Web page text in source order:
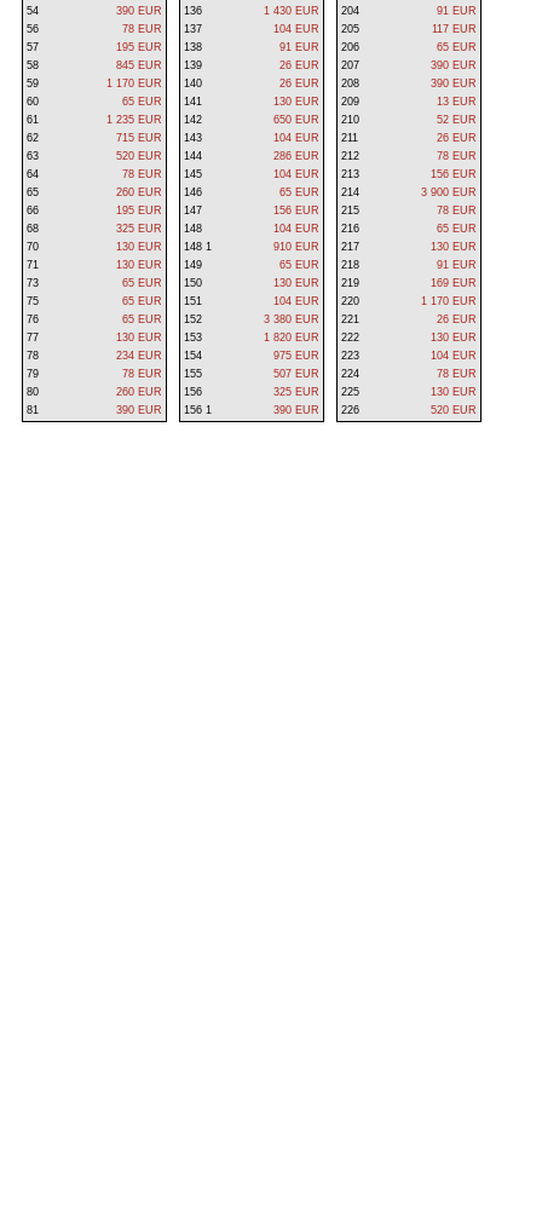
54
390 EUR
56
78 EUR
57
195 EUR
58
845 EUR
59
1 170 EUR
60
65 EUR
61
1 235 EUR
62
715 EUR
63
520 EUR
64
78 EUR
65
260 EUR
66
195 EUR
68
325 EUR
70
130 EUR
71
130 EUR
73
65 EUR
75
65 EUR
76
65 EUR
77
130 EUR
78
234 EUR
79
78 EUR
80
260 EUR
81
390 EUR
136
1 430 EUR
137
104 EUR
138
91 EUR
139
26 EUR
140
26 EUR
141
130 EUR
142
650 EUR
143
104 EUR
144
286 EUR
145
104 EUR
146
65 EUR
147
156 EUR
148
104 EUR
148 1
910 EUR
149
65 EUR
150
130 EUR
151
104 EUR
152
3 380 EUR
153
1 820 EUR
154
975 EUR
155
507 EUR
156
325 EUR
156 1
390 EUR
204
91 EUR
205
117 EUR
206
65 EUR
207
390 EUR
208
390 EUR
209
13 EUR
210
52 EUR
211
26 EUR
212
78 EUR
213
156 EUR
214
3 900 EUR
215
78 EUR
216
65 EUR
217
130 EUR
218
91 EUR
219
169 EUR
220
1 170 EUR
221
26 EUR
222
130 EUR
223
104 EUR
224
78 EUR
225
130 EUR
226
520 EUR